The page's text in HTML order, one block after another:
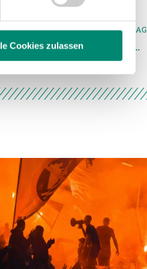
Cookies zulassen
NÄCHSTER NEWSEINTRAG
Wikinger-Kids-Club on Tour: Fahrt zum Auswärtsmatch nach Linz